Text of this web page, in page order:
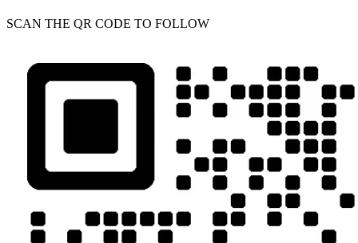
SCAN THE QR CODE TO FOLLOW